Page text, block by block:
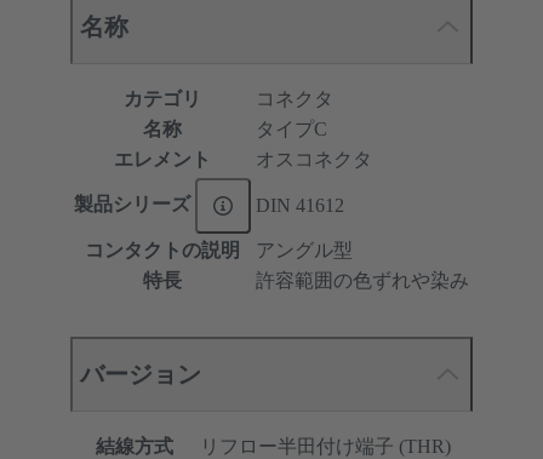
名称
カテゴリ
コネクタ
名称
タイプC
エレメント
オスコネクタ
製品シリーズ DIN 41612
コンタクトの説明
アングル型
特長
許容範囲の色ずれや染み
バージョン
結線方式 リフロー半田付け端子 (THR)